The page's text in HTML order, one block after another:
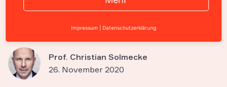
betroffen – Das müssen Sie
Prof. Christian Solmecke
26. November 2020
Impressum Datenschutzerklärung